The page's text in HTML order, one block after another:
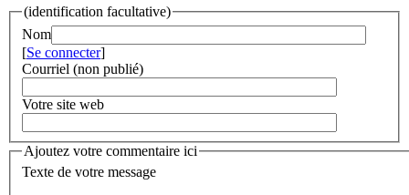
(identification facultative)
Nom
[Se connecter]
Courriel (non publié)
Votre site web
Ajoutez votre commentaire ici
Texte de votre message